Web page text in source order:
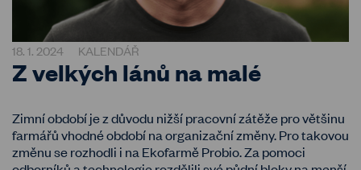
18. 1. 2024 KALENDÁŘ
Z velkých lánů na malé
Zimní období je z důvodu nižší pracovní zátěže pro většinu
farmářů vhodné období na organizační změny. Pro takovou
změnu se rozhodli i na Ekofarmě Probio. Za pomoci